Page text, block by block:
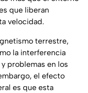
que liberan
velocidad.
terrestre,
la interferencia
problemas en los
el efecto
es que esta